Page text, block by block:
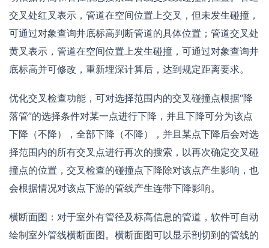
交叉处红叉表示，管道在空间位置上交叉，但未发生碰撞，
可通过对象查询井底标高判断管道的具体位置；管道交叉处
黄叉表示，管道在空间位置上发生碰撞，可通过对象查询井
底标高并可修改，重新埋深计算后，达到规定距离要求。
优化交叉检查功能，可对选择范围内的交叉碰撞点根据“降
落管”的选择条件对某一点进行下降，并且下降可分为该点
下降（不降），全部下降（不降），并且某点下降后会对选
择范围内的所有交叉点进行再次的搜索，以再次确定交叉碰
撞点的位置，交叉检查的碰撞点下降除对该点产生影响，也
会根据情况对该点下游的管线产生连带下降影响。
横断面图：对于室外有管径及标高信息的管道，软件可自动
绘制室外管线横断面图。横断面图可以显示剖切到的管线的